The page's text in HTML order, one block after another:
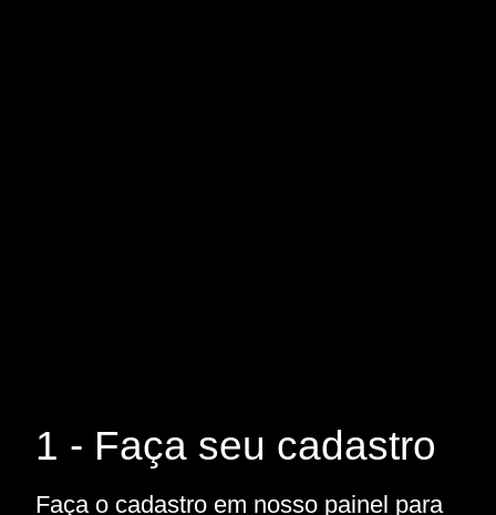
1 - Faça seu cadastro
Faça o cadastro em nosso painel para